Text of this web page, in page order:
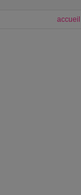
accueil